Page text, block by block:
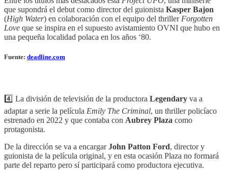
que supondrá el debut como director del guionista Kasper Bajon
(High Water) en colaboración con el equipo del thriller Forgotten
Love que se inspira en el supuesto avistamiento OVNI que hubo en
una pequeña localidad polaca en los años ‘80.
Fuente: deadline.com
4️⃣ La división de televisión de la productora Legendary va a
adaptar a serie la película Emily The Criminal, un thriller policíaco
estrenado en 2022 y que contaba con Aubrey Plaza como
protagonista.
De la dirección se va a encargarJohn Patton Ford, director y
guionista de la película original, y en esta ocasión Plaza no formará
parte del reparto pero sí participará como productora ejecutiva.